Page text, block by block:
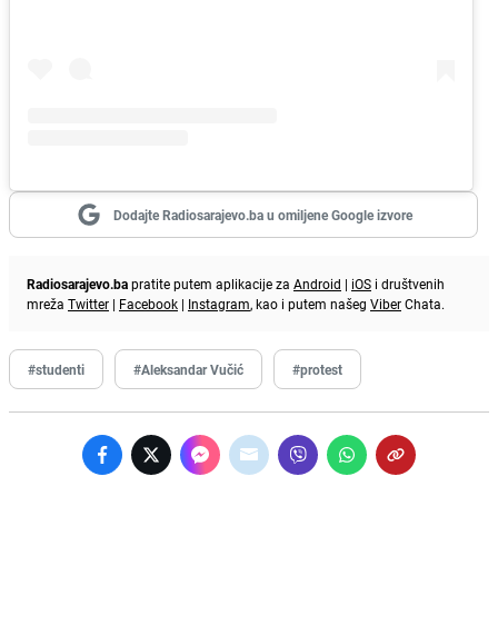
Dodajte Radiosarajevo.ba u omiljene Google izvore
Radiosarajevo.bapratite putem aplikacije za Android | iOS i društvenih
mreža Twitter | Facebook | Instagram, kao i putem našeg ViberChata.
#studenti #Aleksandar Vučić #protest